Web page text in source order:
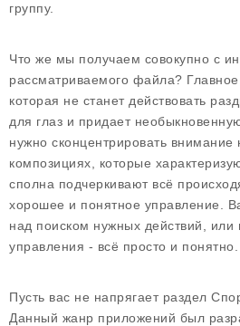
группу.
Что же мы получаем совокупно с
рассматриваемого файла? Главное
которая не станет действовать
для глаз и придает
нужно сконцентрировать внимание
композициях, которые
сполна подчеркивают всё
хорошее и понятное управление.
над поиском нужных действий, или
управления - всё просто и понятно.
Пусть вас не напрягает раздел
Данный жанр приложений был